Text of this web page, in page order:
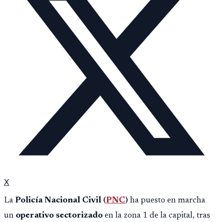
X
La Policía Nacional Civil (PNC) ha puesto en marcha
un operativo sectorizado en la zona 1 de la capital, tras